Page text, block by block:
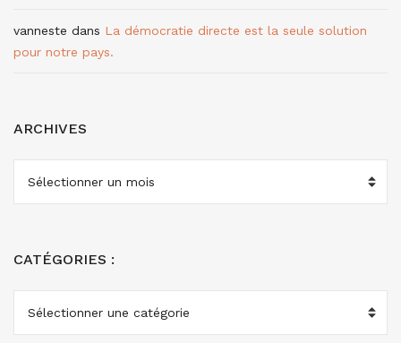
vanneste dans La démocratie directe est la seule solution
pour notre pays.
ARCHIVES
CATÉGORIES :